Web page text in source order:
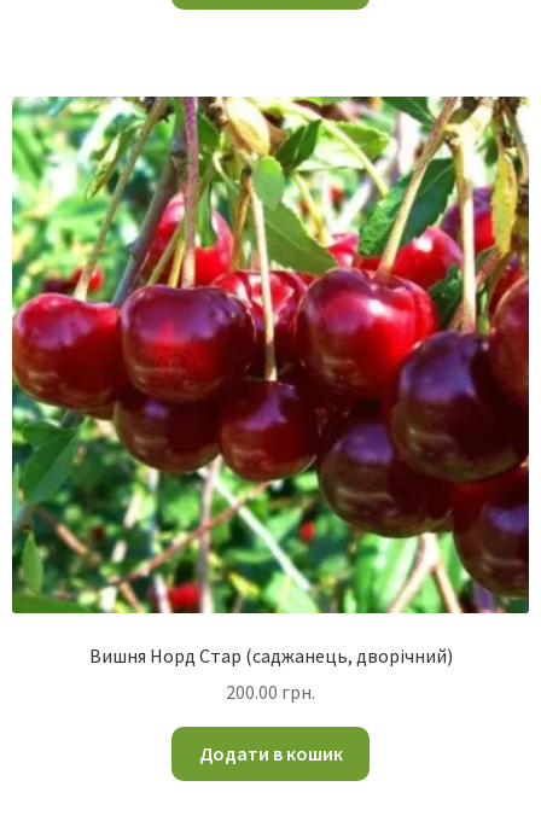
Вишня Норд Стар (саджанець, дворічний)
200.00 грн.
Додати в кошик